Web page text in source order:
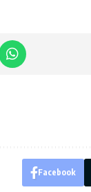
Facebook